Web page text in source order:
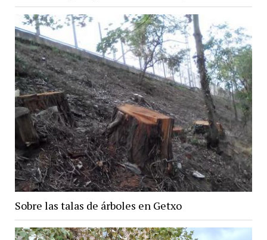
Sobre las talas de árboles en Getxo